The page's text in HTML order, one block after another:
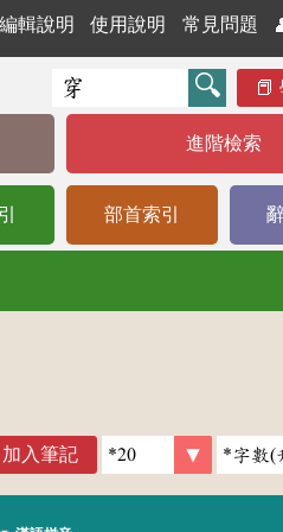
輯說明 使用說明 常見問題
進階檢索
部首索引
加入筆記